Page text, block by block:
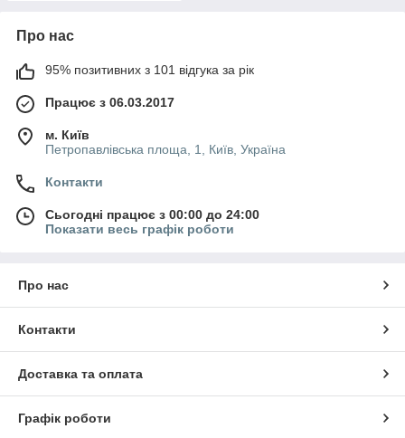
Про нас
95% позитивних з 101 відгука за рік
Працює з 06.03.2017
м. Київ
Петропавлівська площа, 1, Київ, Україна
Контакти
Сьогодні працює з 00:00 до 24:00
Показати весь графік роботи
Про нас
Контакти
Доставка та оплата
Графік роботи